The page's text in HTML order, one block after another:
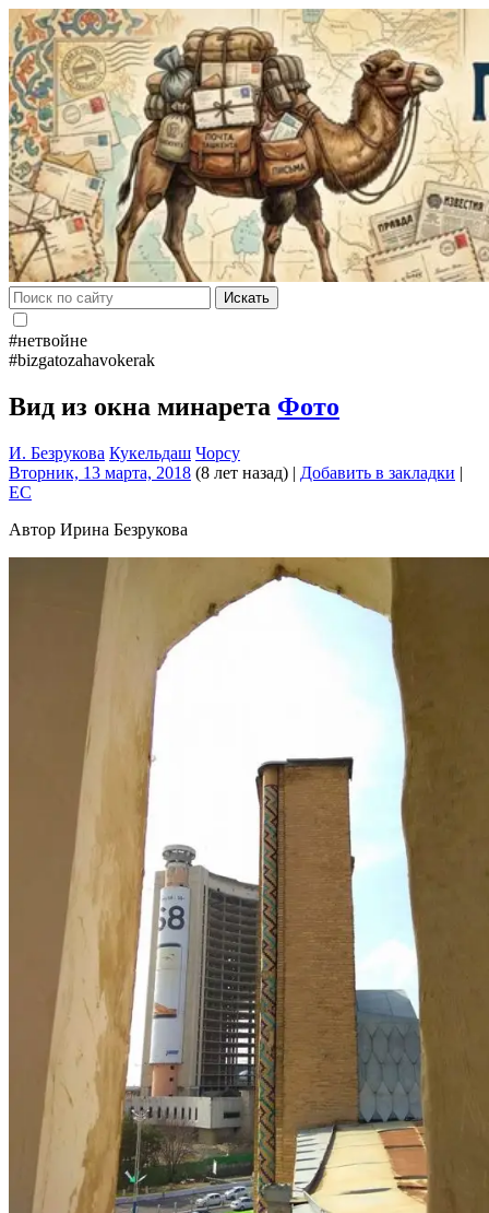
Искать
#нетвойне
#bizgatozahavokerak
Вид из окна минарета Фото
И. Безрукова Кукельдаш Чорсу
Вторник, 13 марта, 2018 (8 лет назад) | Добавить в закладки |
EC
Автор Ирина Безрукова